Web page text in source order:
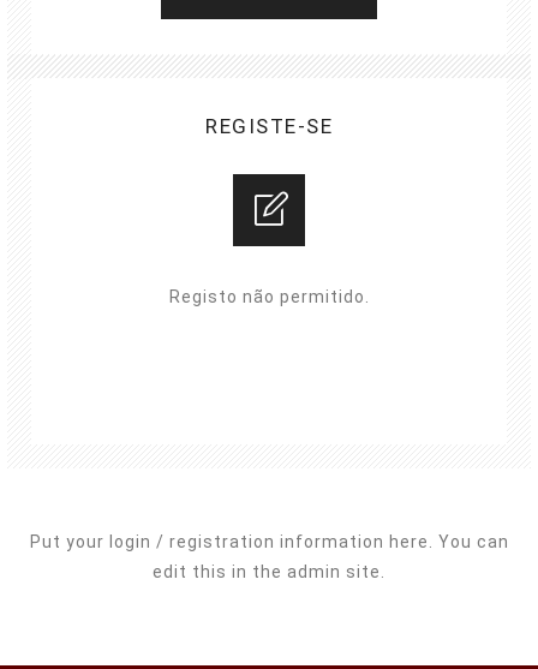
REGISTE-SE
Registo não permitido.
Put your login / registration information here. You can
edit this in the admin site.